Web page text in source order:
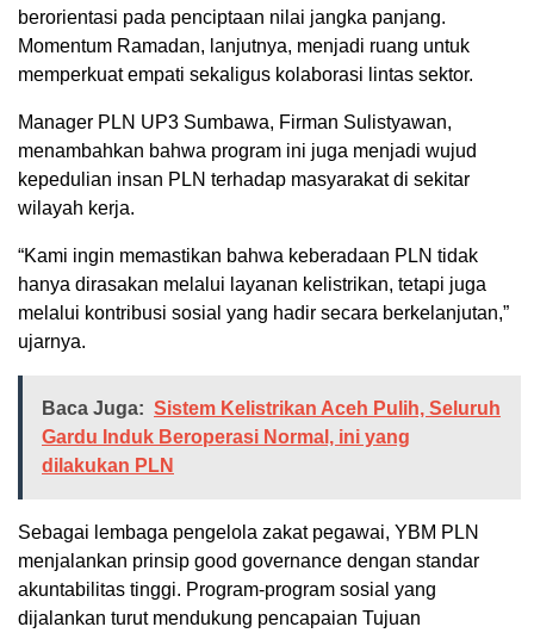
berorientasi pada penciptaan nilai jangka panjang.
Momentum Ramadan, lanjutnya, menjadi ruang untuk
memperkuat empati sekaligus kolaborasi lintas sektor.
Manager PLN UP3 Sumbawa, Firman Sulistyawan,
menambahkan bahwa program ini juga menjadi wujud
kepedulian insan PLN terhadap masyarakat di sekitar
wilayah kerja.
“Kami ingin memastikan bahwa keberadaan PLN tidak
hanya dirasakan melalui layanan kelistrikan, tetapi juga
melalui kontribusi sosial yang hadir secara berkelanjutan,”
ujarnya.
Baca Juga: Sistem Kelistrikan Aceh Pulih, Seluruh
Gardu Induk Beroperasi Normal, ini yang
dilakukan PLN
Sebagai lembaga pengelola zakat pegawai, YBM PLN
menjalankan prinsip good governance dengan standar
akuntabilitas tinggi. Program-program sosial yang
dijalankan turut mendukung pencapaian Tujuan